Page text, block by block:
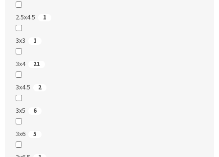
2.5x4.5 1
3x3 1
3x4 21
3x4.5 2
3x5 6
3x6 5